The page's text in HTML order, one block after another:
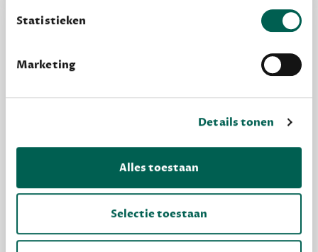
Statistieken
Marketing
Details tonen
Alles toestaan
Selectie toestaan
Dewey Free
Krijg boekentips, persoonlijk voor jou en je
vrienden. Krijg én geef betere cadeaus.